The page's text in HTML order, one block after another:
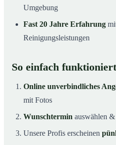
Umgebung
Fast 20 Jahre Erfahrung
Reinigungsleistungen
So einfach
Online unverbindliches
mit Fotos
Wunschtermin auswählen
Unsere Profis erscheinen